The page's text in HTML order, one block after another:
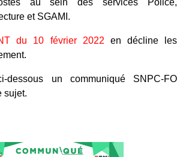
au sein des services Police,
et SGAMI.
du 10 février 2022 en décline les
dessous un communiqué SNPC-FO
sujet.